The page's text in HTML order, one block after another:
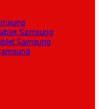
Samsung
Samsung